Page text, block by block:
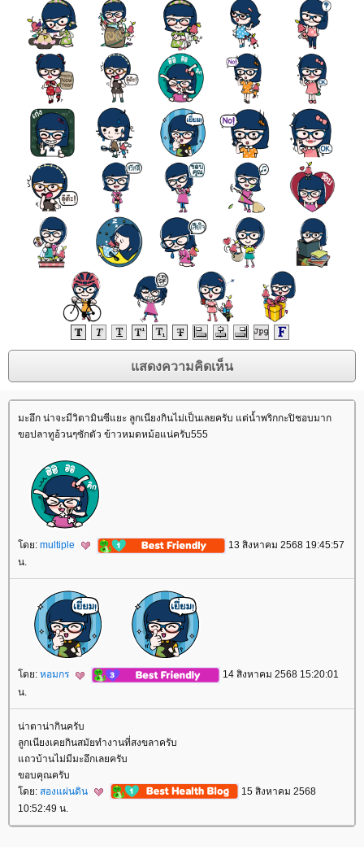
มะอึก น่าจะมีวิตามินซีแยะ ลูกเนียงกินไม่เป็นเลยครับ แต่น้ำพริกกะปิชอบมาก
ขอปลาทูอ้วนๆซักตัว ข้าวหมดหม้อแน่ครับ555
ดย: multiple
13 สิงหาคม 2568 19:45:57
น.
ดย: หอมกร
14 สิงหาคม 2568 15:20:01
น.
น่าตาน่ากินครับ
ลูกเนียงเคยกินสมัยทำงานที่สงขลาครับ
ถวบ้านไม่มีมะอึกเลยครับ
ขอบคุณครับ
ดย: สองแผ่นดิน
15 สิงหาคม 2568
10:52:49 น.